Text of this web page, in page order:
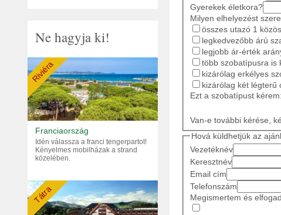
Ne hagyja ki!
Riviéra
Franciaország
Idén válassza a franci tengerpartot!
Kényelmes mobilházak a strand
közelében.
Tátra
Gyerekek életkora?
Milyen elhelyezést
összes utazó 1
legkedvezőbb árú
legjobb ár-érték
több szobatípusra is
kizárólag erkélyes
kizárólag két légterű
Ezt a szobatípust kérem:
Van-e további kérése,
Hová küldhetjük az
Vezetéknév
Keresztnév
Email cím
Telefonszám
Megismertem és